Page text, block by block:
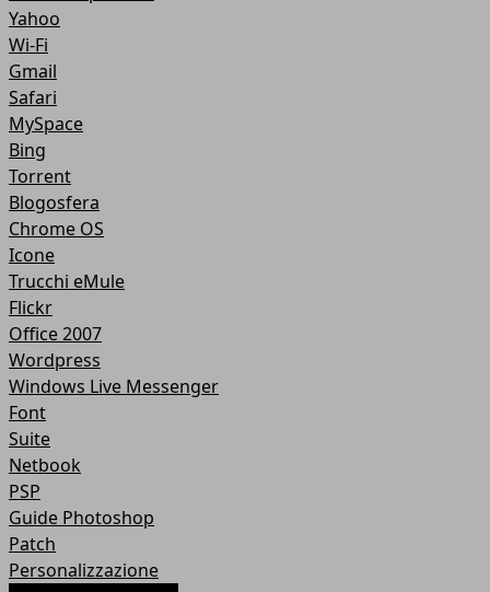
Yahoo
Wi-Fi
Gmail
Safari
MySpace
Bing
Torrent
Blogosfera
Chrome OS
Icone
Trucchi eMule
Flickr
Office 2007
Wordpress
Windows Live Messenger
Font
Suite
Netbook
PSP
Guide Photoshop
Patch
Personalizzazione